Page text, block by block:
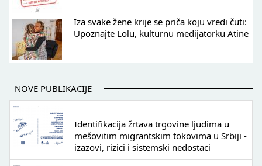
Iza svake žene krije se priča koju vredi čuti:
Upoznajte Lolu, kulturnu medijatorku Atine
NOVE PUBLIKACIJE
Identifikacija žrtava trgovine ljudima u
mešovitim migrantskim tokovima u Srbiji -
izazovi, rizici i sistemski nedostaci